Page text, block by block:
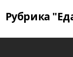
Рубрика